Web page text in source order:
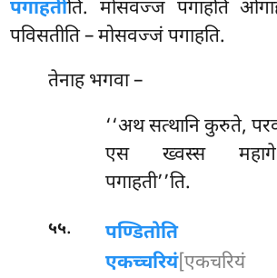
पगाहतीति. मोसवज्जं पगाहति
पविसतीति – मोसवज्जं पगाहति.
तेनाहभगवा –
‘‘अथसत्थानि कुरुते,
एस ख्वस्स
पगाहती’’ति.
५५.
पण्डितोति
एकच्चरियं